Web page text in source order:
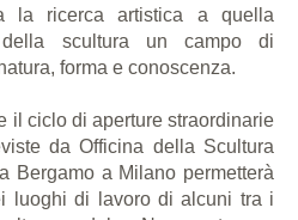
la ricerca artistica a quella
della scultura un campo di
forma e conoscenza.
il ciclo di aperture straordinarie
da Officina della Scultura
Bergamo a Milano permetterà
luoghi di lavoro di alcuni tra i